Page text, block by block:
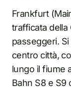
Frankfurt
trafficata della
passeggeri.
centro città,
lungo il fiume
Bahn S8 e S9